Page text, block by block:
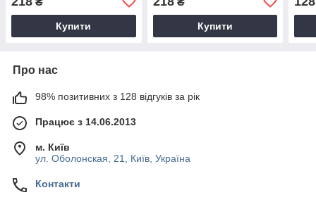
Купити Купити
Про нас
98% позитивних з 128 відгуків за рік
Працює з 14.06.2013
м. Київ
ул. Оболонская, 21, Київ, Україна
Контакти